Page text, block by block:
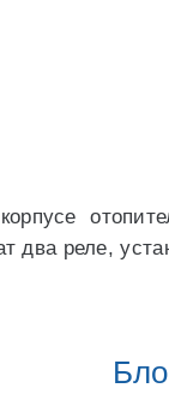
два реле,